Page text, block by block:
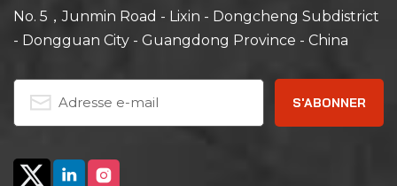
No. 5，Junmin Road - Lixin - Dongcheng Subdistrict
- Dongguan City - Guangdong Province - China